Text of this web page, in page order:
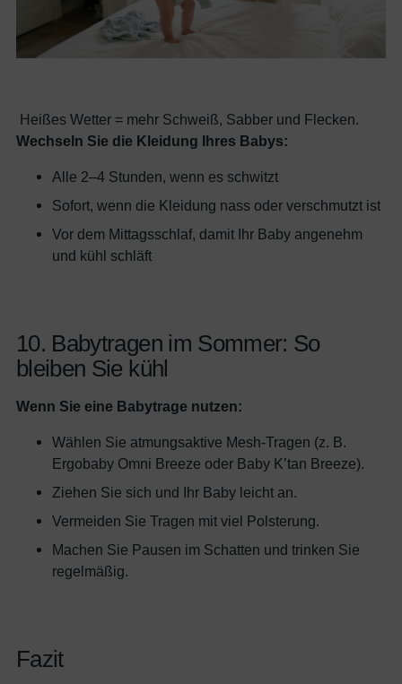
Heißes Wetter = mehr Schweiß, Sabber und Flecken.
Wechseln Sie die Kleidung Ihres Babys:
Alle 2–4 Stunden, wenn es schwitzt
Sofort, wenn die Kleidung nass oder verschmutzt ist
Vor dem Mittagsschlaf, damit Ihr Baby angenehm
und kühl schläft
10. Babytragen im Sommer: So
bleiben Sie kühl
Wenn Sie eine Babytrage nutzen:
Wählen Sie atmungsaktive Mesh-Tragen (z. B.
Ergobaby Omni Breeze oder Baby K’tan Breeze).
Ziehen Sie sich und Ihr Baby leicht an.
Vermeiden Sie Tragen mit viel Polsterung.
Machen Sie Pausen im Schatten und trinken Sie
regelmäßig.
Fazit